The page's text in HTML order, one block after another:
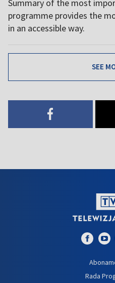
Summary of the most
programme provides the
in an accessible way.
SEE
Rada